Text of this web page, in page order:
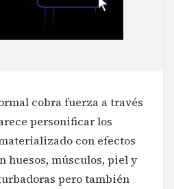
cobra fuerza a través
personificar los
con efectos
huesos, músculos, piel y
pero también